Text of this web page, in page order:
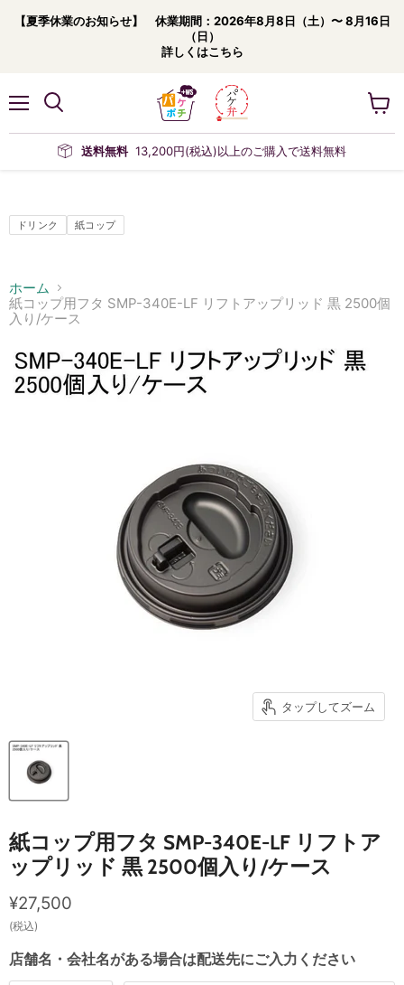
【夏季休業のお知らせ】 休業期間：2026年8月8日（土）〜 8月16日
（日）
詳しくはこちら
ニ
送料無料 13,200円(税込)以上のご購入で送料無料
ー
ドリンク 紙コップ
ホーム
紙コップ用フタ SMP-340E-LF リフトアップリッド 黒 2500個
入り/ケース
タップしてズーム
紙コップ用フタ SMP-340E-LF リフトア
ップリッド 黒 2500個入り/ケース
現在の価格
¥27,500
(税込)
店舗名・会社名がある場合は配送先にご入力ください